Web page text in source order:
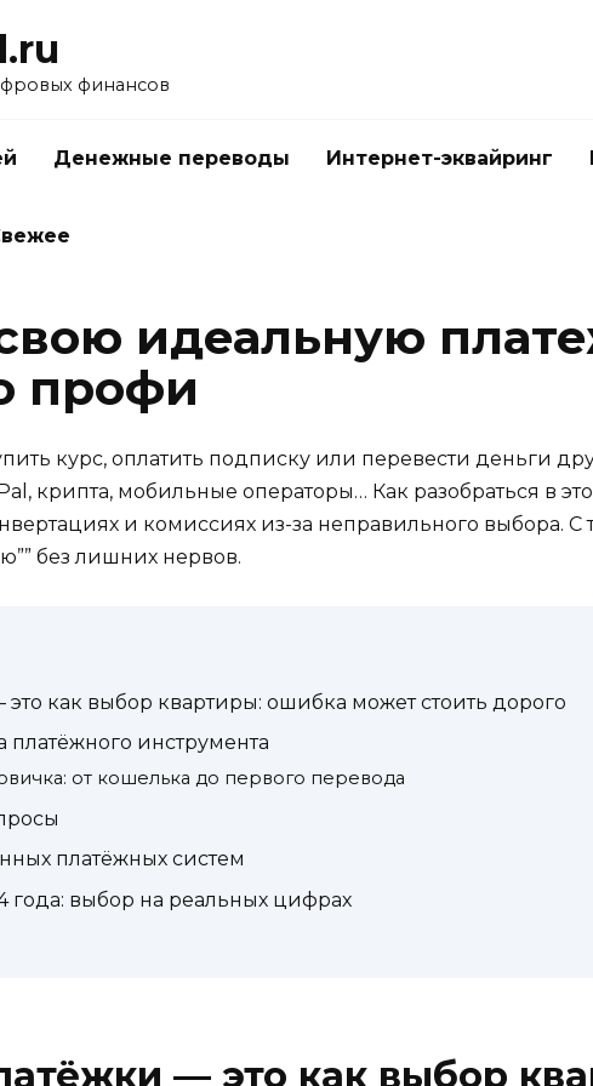
финансов
Денежные переводы Интернет-эквайринг
идеальную
профи
курс, оплатить подписку или перевести деньги
крипта, мобильные операторы… Как разобраться в
и комиссиях из-за неправильного выбора. С
без лишних нервов.
как выбор квартиры: ошибка может стоить дорого
инструмента
от кошелька до первого перевода
платёжных систем
выбор на реальных цифрах
— это как выбор